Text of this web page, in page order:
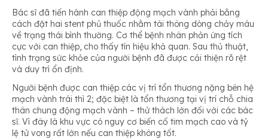
Bác sĩ đã tiến hành can thiệp động mạch vành phải bằng
cách đặt hai stent phủ thuốc nhằm tái thông dòng chảy máu
về trạng thái bình thường. Cơ thể bệnh nhân phản ứng tích
cực với can thiệp, cho thấy tín hiệu khả quan. Sau thủ thuật,
tình trạng sức khỏe của người bệnh đã được cải thiện rõ rệt
và duy trì ổn định.
Người bệnh được can thiệp các vị trí tổn thương nặng bên hệ
mạch vành trái thì 2; đặc biệt là tổn thương tại vị trí chỗ chia
thân chung động mạch vành – thử thách lớn đối với các bác
sĩ. Vì đây là khu vực có nguy cơ biến cố tim mạch cao và tỷ
lệ tử vong rất lớn nếu can thiệp không tốt.